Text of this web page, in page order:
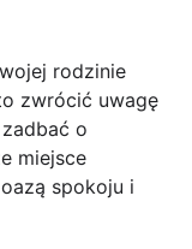
rodzinie
zwrócić uwagę
o
miejsce
spokoju i